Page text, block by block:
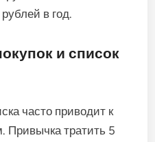
в год.
и список
часто приводит к
Привычка тратить 5